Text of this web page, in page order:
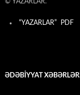
© YAZARLAR.
“YAZARLAR” PDF
ƏDƏBİYYAT XƏBƏRLƏRİ